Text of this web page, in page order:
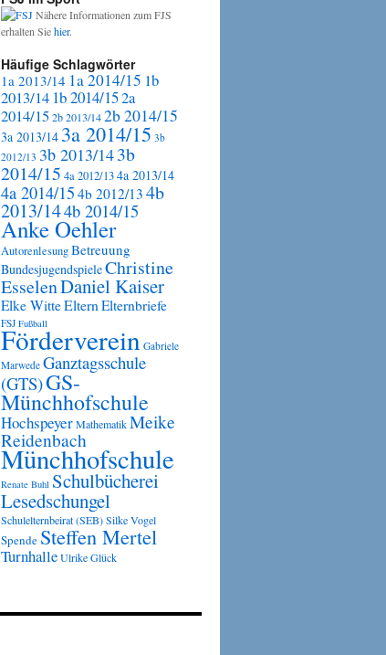
Nähere Informationen zum FJS
erhalten Siehier.
Häufige Schlagwörter
1a 2013/14 1a 2014/15 1b
2013/14 1b 2014/152a
2014/152b 2013/142b 2014/15
3a 2013/14 3a 2014/15 3b
2012/13 3b 2013/143b
2014/15 4a 2012/134a 2013/14
4a 2014/15 4b 2012/13 4b
2013/144b 2014/15
Anke Oehler
AutorenlesungBetreuung
BundesjugendspieleChristine
EsselenDaniel Kaiser
Elke WitteEltern Elternbriefe
FSJ Fußball
Förderverein Gabriele
Marwede Ganztagsschule
(GTS)GS-
Münchhofschule
HochspeyerMathematikMeike
Reidenbach
Münchhofschule
Renate Buhl Schulbücherei
Lesedschungel
Schulelternbeirat (SEB)Silke Vogel
Spende Steffen Mertel
TurnhalleUlrike Glück